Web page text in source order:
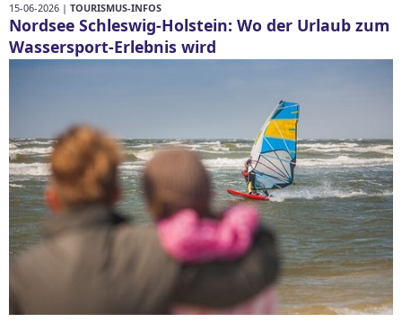
15-06-2026 | TOURISMUS-INFOS
Nordsee Schleswig-Holstein: Wo der Urlaub zum
Wassersport-Erlebnis wird